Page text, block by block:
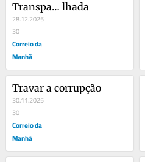
Transpa… lhada
28.12.2025
30
Correio da
Manhã
Travar a corrupção
30.11.2025
30
Correio da
Manhã